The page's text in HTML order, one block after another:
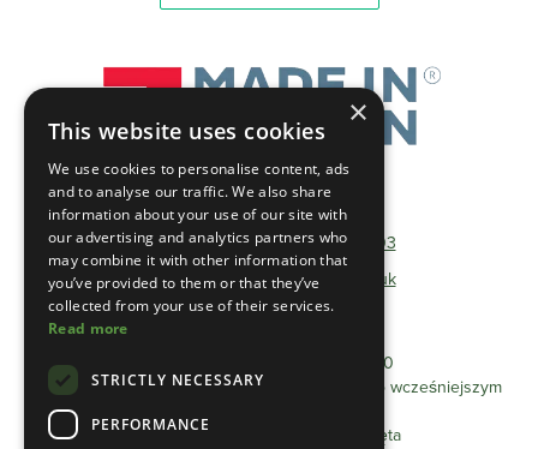
Telefon:01493 801600
Bezpłatny telefon:0333 0384 103
E-mail:info@heathlandgroup.co.uk
Poniedziałek - Piątek 8:00 - 16:00
Spotkania po godzinie 16:00 można umówić po wcześniejszym
Zamknięte soboty/niedziele i święta
×
This website uses cookies
We use cookies to personalise content, ads
and to analyse our traffic. We also share
information about your use of our site with
our advertising and analytics partners who
may combine it with other information that
you’ve provided to them or that they’ve
collected from your use of their services.
Read more
STRICTLY NECESSARY
PERFORMANCE